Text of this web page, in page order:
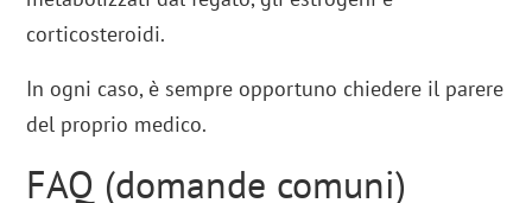
corticosteroidi.
In ogni caso, è sempre opportuno chiedere il parere
del proprio medico.
FAQ (domande comuni)